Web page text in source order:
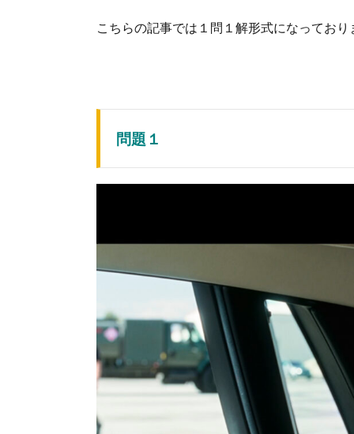
こちらの記事では１問１解形式になっており
問題１